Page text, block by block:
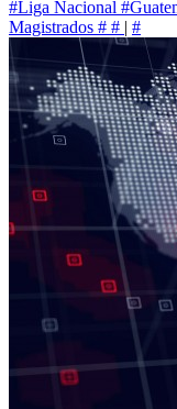
#Liga Nacional
Magistrados # # | #